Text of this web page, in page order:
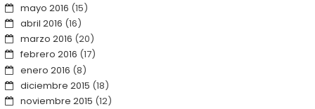
mayo 2016 (15)
abril 2016 (16)
marzo 2016 (20)
febrero 2016 (17)
enero 2016 (8)
diciembre 2015 (18)
noviembre 2015 (12)